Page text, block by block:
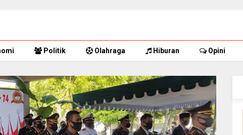
Politik Olahraga Hiburan Opini